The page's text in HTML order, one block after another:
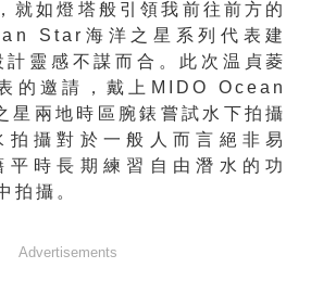
就如燈塔般引領我前往前方的
Star海洋之星系列代表建
靈感不謀而合。此次温貞菱
的邀請，戴上MIDO Ocean
兩地時區腕錶嘗試水下拍攝
拍攝對於一般人而言絕非易
平時長期練習自由潛水的功
拍攝。
Advertisements